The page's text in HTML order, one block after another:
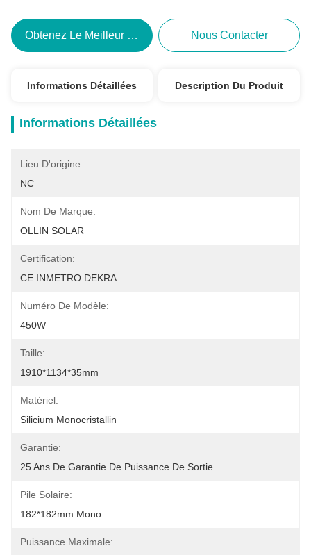
Obtenez Le Meilleur Prix Nous Contacter
Informations Détaillées Description Du Produit
Informations Détaillées
Lieu D'origine:
NC
Nom De Marque:
OLLIN SOLAR
Certification:
CE INMETRO DEKRA
Numéro De Modèle:
450W
Taille:
1910*1134*35mm
Matériel:
Silicium Monocristallin
Garantie:
25 Ans De Garantie De Puissance De Sortie
Pile Solaire:
182*182mm Mono
Puissance Maximale: